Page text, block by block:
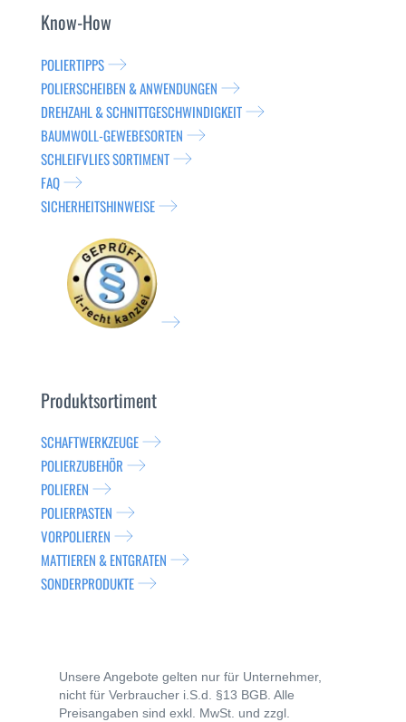
Know-How
POLIERTIPPS
POLIERSCHEIBEN & ANWENDUNGEN
DREHZAHL & SCHNITTGESCHWINDIGKEIT
BAUMWOLL-GEWEBESORTEN
SCHLEIFVLIES SORTIMENT
FAQ
SICHERHEITSHINWEISE
Produktsortiment
SCHAFTWERKZEUGE
POLIERZUBEHÖR
POLIEREN
POLIERPASTEN
VORPOLIEREN
MATTIEREN & ENTGRATEN
SONDERPRODUKTE
Unsere Angebote gelten nur für Unternehmer,
nicht für Verbraucher i.S.d. §13 BGB. Alle
Preisangaben sind exkl. MwSt. und zzgl.